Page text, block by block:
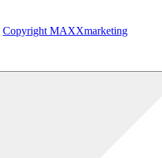
Copyright MAXXmarketing